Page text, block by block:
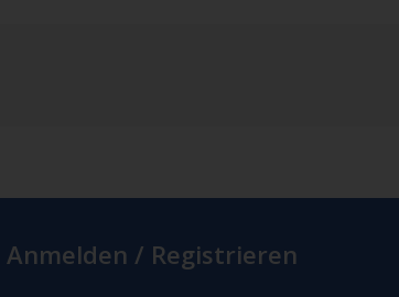
Anmelden / Registrieren